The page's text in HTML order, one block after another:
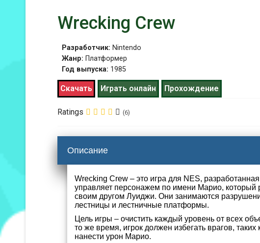
Wrecking Crew
Разработчик: Nintendo
Жанр: Платформер
Год выпуска: 1985
Скачать Играть онлайн Прохождение
Ratings (6)
Описание
Wrecking Crew – это игра для NES,
управляет персонажем по имени Марио, который
своим другом Луиджи. Они занимаются
лестницы и лестничные платформы.
Цель игры – очистить каждый уровень от всех
то же время, игрок должен избегать врагов,
нанести урон Марио.